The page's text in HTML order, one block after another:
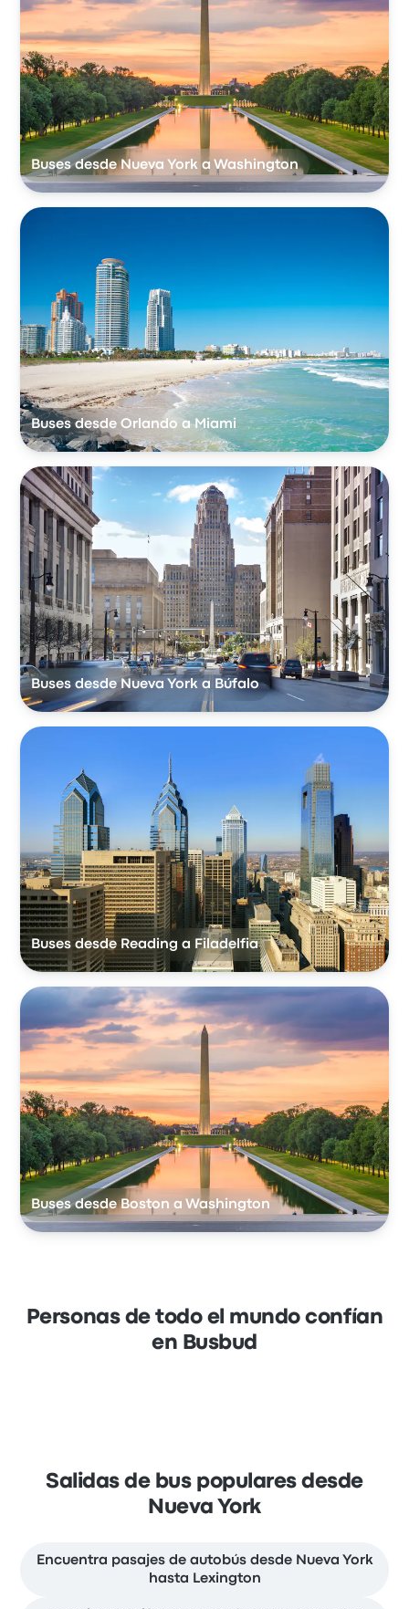
Buses desde Nueva York a Washington
Buses desde Orlando a Miami
Buses desde Nueva York a Búfalo
Buses desde Reading a Filadelfia
Buses desde Boston a Washington
Personas de todo el mundo confían
en Busbud
Salidas de bus populares desde
Nueva York
Encuentra pasajes de autobús desde Nueva York
hasta Lexington